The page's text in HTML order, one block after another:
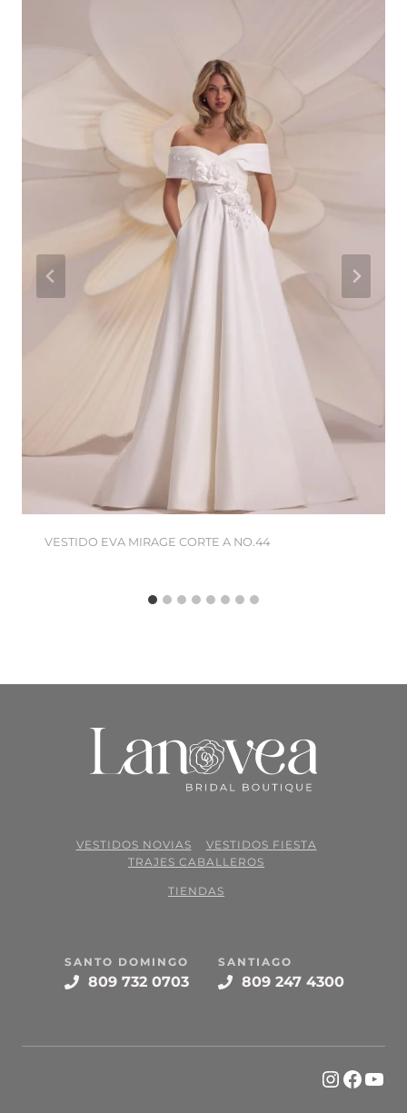
VESTIDO EVA MIRAGE CORTE A NO.44
VESTIDOS NOVIAS
VESTIDOS FIESTA
TRAJES CABALLEROS
TIENDAS
SANTO DOMINGO
809 732 0703
SANTIAGO
809 247 4300